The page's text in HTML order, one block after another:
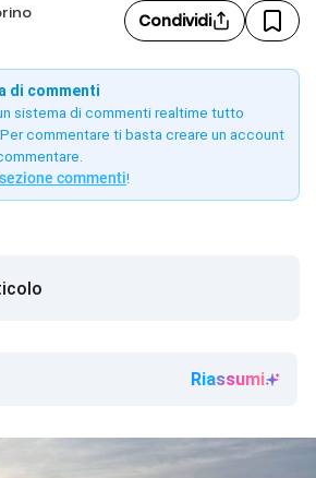
Condividi
di commenti
sistema di commenti realtime tutto
commentare ti basta creare un account
commenti!
Riassumi